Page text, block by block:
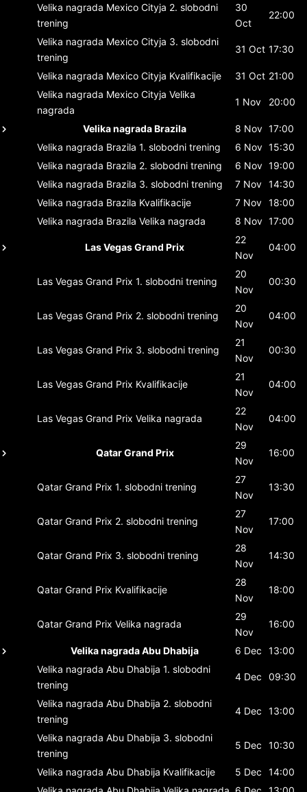
Velika nagrada Mexico Cityja 2. slobodni
trening
30
Oct
22:00
Velika nagrada Mexico Cityja 3. slobodni
trening
31 Oct 17:30
Velika nagrada Mexico Cityja Kvalifikacije 31 Oct 21:00
Velika nagrada Mexico Cityja Velika
nagrada
1 Nov 20:00
Velika nagrada Brazila 8 Nov 17:00
Velika nagrada Brazila 1. slobodni trening 6 Nov 15:30
Velika nagrada Brazila 2. slobodni trening 6 Nov 19:00
Velika nagrada Brazila 3. slobodni trening 7 Nov 14:30
Velika nagrada Brazila Kvalifikacije 7 Nov 18:00
Velika nagrada Brazila Velika nagrada 8 Nov 17:00
Las Vegas Grand Prix
22
Nov
04:00
Las Vegas Grand Prix 1. slobodni trening
20
Nov
00:30
Las Vegas Grand Prix 2. slobodni trening
20
Nov
04:00
Las Vegas Grand Prix 3. slobodni trening
21
Nov
00:30
Las Vegas Grand Prix Kvalifikacije
21
Nov
04:00
Las Vegas Grand Prix Velika nagrada
22
Nov
04:00
Qatar Grand Prix
29
Nov
16:00
Qatar Grand Prix 1. slobodni trening
27
Nov
13:30
Qatar Grand Prix 2. slobodni trening
27
Nov
17:00
Qatar Grand Prix 3. slobodni trening
28
Nov
14:30
Qatar Grand Prix Kvalifikacije
28
Nov
18:00
Qatar Grand Prix Velika nagrada
29
Nov
16:00
Velika nagrada Abu Dhabija 6 Dec
13:00
Velika nagrada Abu Dhabija 1. slobodni
trening
4 Dec 09:30
Velika nagrada Abu Dhabija 2. slobodni
trening
4 Dec 13:00
Velika nagrada Abu Dhabija 3. slobodni
trening
5 Dec 10:30
Velika nagrada Abu Dhabija Kvalifikacije 5 Dec
14:00